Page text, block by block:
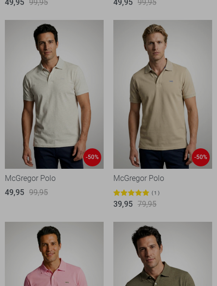
49,95 99,95
49,95 99,95
-50%
McGregor Polo
49,95 99,95
-50%
McGregor Polo
1
39,95 79,95